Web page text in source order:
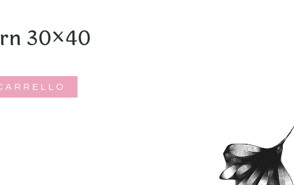
30×40